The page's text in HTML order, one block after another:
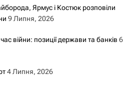
Ярмус і Костюк розповіли
9 Липня, 2026
війни: позиції держави та банків 6
4 Липня, 2026